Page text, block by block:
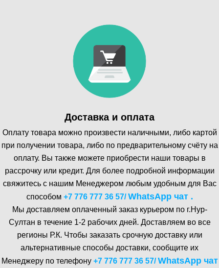
Доставка и оплата
Оплату товара можно произвести наличными, либо картой
при получении товара, либо по предварительному счёту на
оплату. Вы также можете приобрести наши товары в
рассрочку или кредит. Для более подробной информации
свяжитесь с нашим Менеджером любым удобным для Вас
способом +7 776 777 36 57/WhatsA pp чат .
Мы доставляем оплаченный заказ курьером по г.Нур-
Cултан в течение 1-2 рабочих дней. Доставляем во все
регионы Р.К. Чтобы заказать срочную доставку или
альтернативные способы доставки, сообщите их
Менеджеру по телефону +7 776 777 36 57/WhatsA pp чат